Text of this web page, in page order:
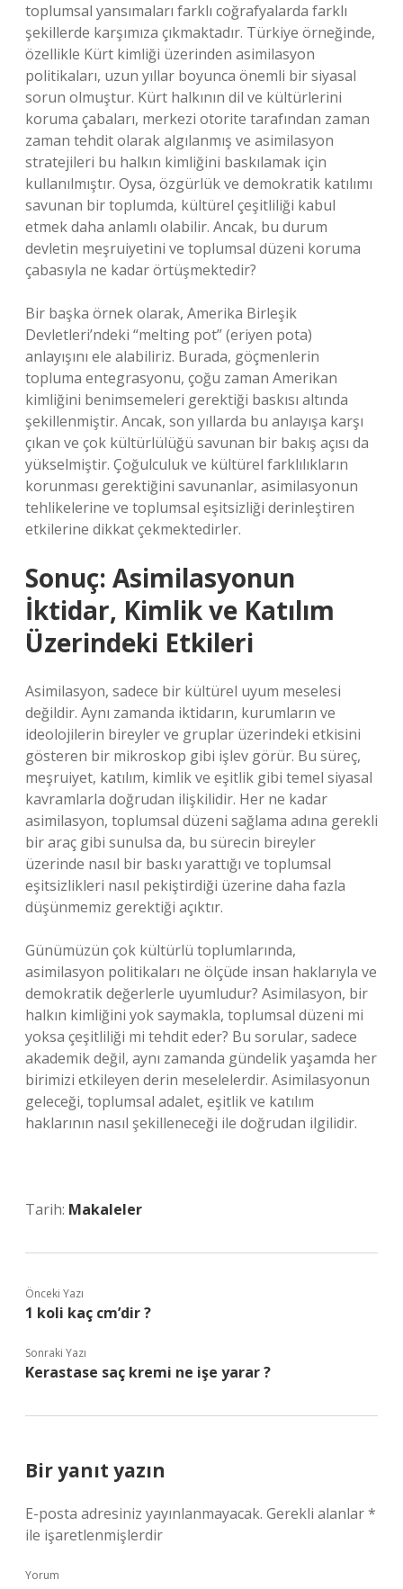
toplumsal yansımaları farklı coğrafyalarda farklı
şekillerde karşımıza çıkmaktadır. Türkiye örneğinde,
özellikle Kürt kimliği üzerinden asimilasyon
politikaları, uzun yıllar boyunca önemli bir siyasal
sorun olmuştur. Kürt halkının dil ve kültürlerini
koruma çabaları, merkezi otorite tarafından zaman
zaman tehdit olarak algılanmış ve asimilasyon
stratejileri bu halkın kimliğini baskılamak için
kullanılmıştır. Oysa, özgürlük ve demokratik katılımı
savunan bir toplumda, kültürel çeşitliliği kabul
etmek daha anlamlı olabilir. Ancak, bu durum
devletin meşruiyetini ve toplumsal düzeni koruma
çabasıyla ne kadar örtüşmektedir?
Bir başka örnek olarak, Amerika Birleşik
Devletleri’ndeki “melting pot” (eriyen pota)
anlayışını ele alabiliriz. Burada, göçmenlerin
topluma entegrasyonu, çoğu zaman Amerikan
kimliğini benimsemeleri gerektiği baskısı altında
şekillenmiştir. Ancak, son yıllarda bu anlayışa karşı
çıkan ve çok kültürlülüğü savunan bir bakış açısı da
yükselmiştir. Çoğulculuk ve kültürel farklılıkların
korunması gerektiğini savunanlar, asimilasyonun
tehlikelerine ve toplumsal eşitsizliği derinleştiren
etkilerine dikkat çekmektedirler.
Sonuç: Asimilasyonun
İktidar, Kimlik ve Katılım
Üzerindeki Etkileri
Asimilasyon, sadece bir kültürel uyum meselesi
değildir. Aynı zamanda iktidarın, kurumların ve
ideolojilerin bireyler ve gruplar üzerindeki etkisini
gösteren bir mikroskop gibi işlev görür. Bu süreç,
meşruiyet, katılım, kimlik ve eşitlik gibi temel siyasal
kavramlarla doğrudan ilişkilidir. Her ne kadar
asimilasyon, toplumsal düzeni sağlama adına gerekli
bir araç gibi sunulsa da, bu sürecin bireyler
üzerinde nasıl bir baskı yarattığı ve toplumsal
eşitsizlikleri nasıl pekiştirdiği üzerine daha fazla
düşünmemiz gerektiği açıktır.
Günümüzün çok kültürlü toplumlarında,
asimilasyon politikaları ne ölçüde insan haklarıyla ve
demokratik değerlerle uyumludur? Asimilasyon, bir
halkın kimliğini yok saymakla, toplumsal düzeni mi
yoksa çeşitliliği mi tehdit eder? Bu sorular, sadece
akademik değil, aynı zamanda gündelik yaşamda her
birimizi etkileyen derin meselelerdir. Asimilasyonun
geleceği, toplumsal adalet, eşitlik ve katılım
haklarının nasıl şekilleneceği ile doğrudan ilgilidir.
Tarih: Makaleler
Önceki Yazı
1 koli kaç cm’dir ?
Sonraki Yazı
Kerastase saç kremi ne işe yarar ?
Bir yanıt yazın
E-posta adresiniz yayınlanmayacak. Gerekli alanlar*
ile işaretlenmişlerdir
Yorum